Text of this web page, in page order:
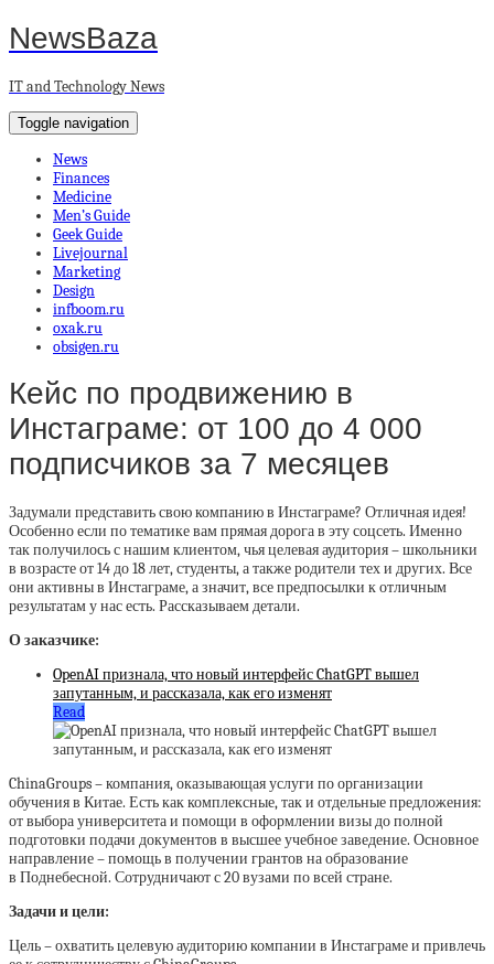
NewsBaza
IT and Technology News
Toggle navigation
News
Finances
Medicine
Men’s Guide
Geek Guide
Livejournal
Marketing
Design
infboom.ru
oxak.ru
obsigen.ru
Кейс по продвижению в
Инстаграме: от 100 до 4 000
подписчиков за 7 месяцев
Задумали представить свою компанию в Инстаграме? Отличная идея!
Особенно если по тематике вам прямая дорога в эту соцсеть. Именно
так получилось с нашим клиентом, чья целевая аудитория – школьники
в возрасте от 14 до 18 лет, студенты, а также родители тех и других. Все
они активны в Инстаграме, а значит, все предпосылки к отличным
результатам у нас есть. Рассказываем детали.
О заказчике:
OpenAI признала, что новый интерфейс ChatGPT вышел
запутанным, и рассказала, как его изменят
Read
ChinaGroups – компания, оказывающая услуги по организации
обучения в Китае. Есть как комплексные, так и отдельные предложения:
от выбора университета и помощи в оформлении визы до полной
подготовки подачи документов в высшее учебное заведение. Основное
направление – помощь в получении грантов на образование
в Поднебесной. Сотрудничают с 20 вузами по всей стране.
Задачи и цели:
Цель – охватить целевую аудиторию компании в Инстаграме и привлечь